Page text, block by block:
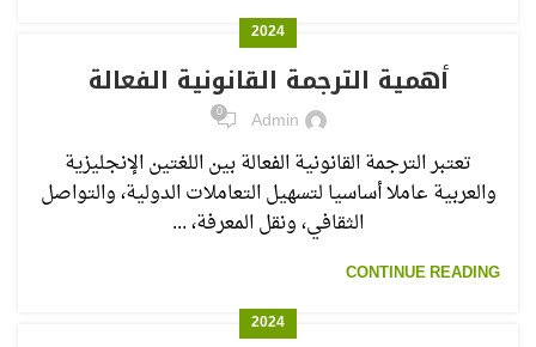
2024
أهمية الترجمة القانونية الفعالة
Admin
0
تعتبر الترجمة القانونية الفعالة بين اللغتين الإنجليزية
والعربية عاملا أساسيا لتسهيل التعاملات الدولية، والتواصل
الثقافي، ونقل المعرفة، ...
CONTINUE READING
2024